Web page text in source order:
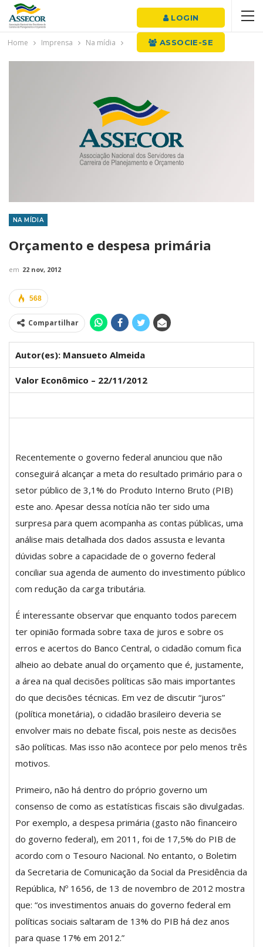
LOGIN
ASSOCIE-SE
Home Imprensa Na mídia
NA MÍDIA
Orçamento e despesa primária
em 22 nov, 2012
568
Compartilhar
Autor(es): Mansueto Almeida
Valor Econômico – 22/11/2012
Recentemente o governo federal anunciou que não
conseguirá alcançar a meta do resultado primário para o
setor público de 3,1% do Produto Interno Bruto (PIB)
este ano. Apesar dessa notícia não ter sido uma
surpresa para quem acompanha as contas públicas, uma
análise mais detalhada dos dados assusta e levanta
dúvidas sobre a capacidade de o governo federal
conciliar sua agenda de aumento do investimento público
com redução da carga tributária.
É interessante observar que enquanto todos parecem
ter opinião formada sobre taxa de juros e sobre os
erros e acertos do Banco Central, o cidadão comum fica
alheio ao debate anual do orçamento que é, justamente,
a área na qual decisões políticas são mais importantes
do que decisões técnicas. Em vez de discutir “juros”
(política monetária), o cidadão brasileiro deveria se
envolver mais no debate fiscal, pois neste as decisões
são políticas. Mas isso não acontece por pelo menos três
motivos.
Primeiro, não há dentro do próprio governo um
consenso de como as estatísticas fiscais são divulgadas.
Por exemplo, a despesa primária (gasto não financeiro
do governo federal), em 2011, foi de 17,5% do PIB de
acordo com o Tesouro Nacional. No entanto, o Boletim
da Secretaria de Comunicação da Social da Presidência da
República, Nº 1656, de 13 de novembro de 2012 mostra
que: “os investimentos anuais do governo federal em
políticas sociais saltaram de 13% do PIB há dez anos
para quase 17% em 2012.”